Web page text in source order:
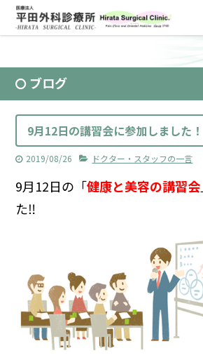
ブログ
9月12日の講習会に参加しました！
2019/08/26 ドクター・スタッフの一言
9月12日の「健康と美容の講習会
た‼